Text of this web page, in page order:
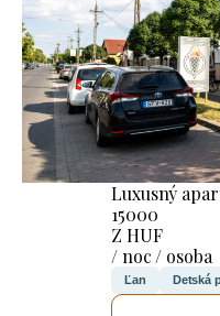
Luxusný
15000
Z HUF
/ noc / osoba
Ľan Detská